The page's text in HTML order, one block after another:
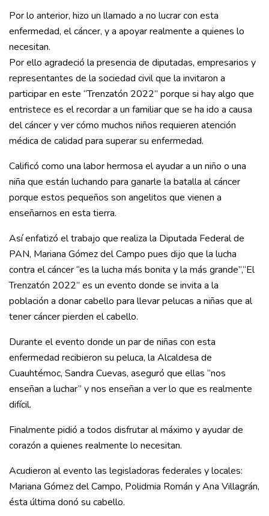
Por lo anterior, hizo un llamado a no lucrar con esta
enfermedad, el cáncer, y a apoyar realmente a quienes lo
necesitan.
Por ello agradeció la presencia de diputadas, empresarios y
representantes de la sociedad civil que la invitaron a
participar en este “Trenzatón 2022” porque si hay algo que
entristece es el recordar a un familiar que se ha ido a causa
del cáncer y ver cómo muchos niños requieren atención
médica de calidad para superar su enfermedad.
Calificó como una labor hermosa el ayudar a un niño o una
niña que están luchando para ganarle la batalla al cáncer
porque estos pequeños son angelitos que vienen a
enseñarnos en esta tierra.
Así enfatizó el trabajo que realiza la Diputada Federal de
PAN, Mariana Gómez del Campo pues dijo que la lucha
contra el cáncer “es la lucha más bonita y la más grande”,“El
Trenzatón 2022” es un evento donde se invita a la
población a donar cabello para llevar pelucas a niñas que al
tener cáncer pierden el cabello.
Durante el evento donde un par de niñas con esta
enfermedad recibieron su peluca, la Alcaldesa de
Cuauhtémoc, Sandra Cuevas, aseguró que ellas “nos
enseñan a luchar” y nos enseñan a ver lo que es realmente
difícil.
Finalmente pidió a todos disfrutar al máximo y ayudar de
corazón a quienes realmente lo necesitan.
Acudieron al evento las legisladoras federales y locales:
Mariana Gómez del Campo, Polidmia Román y Ana Villagrán,
ésta última donó su cabello.